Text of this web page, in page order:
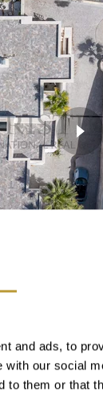
and ads, to
with our social
to them or that
VINYAS